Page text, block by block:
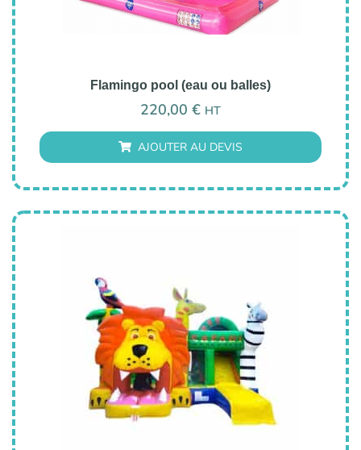
Flamingo pool (eau ou balles)
220,00 € HT
AJOUTER AU DEVIS